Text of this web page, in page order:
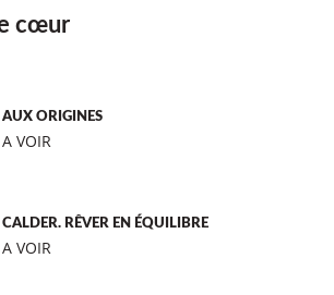
cœur
AUX ORIGINES
A VOIR
CALDER. RÊVER EN ÉQUILIBRE
A VOIR